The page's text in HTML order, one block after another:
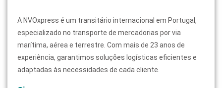
A NVOxpress é um transitário internacional em Portugal,
especializado no transporte de mercadorias por via
marítima, aérea e terrestre. Com mais de 23 anos de
experiência, garantimos soluções logísticas eficientes e
adaptadas às necessidades de cada cliente.